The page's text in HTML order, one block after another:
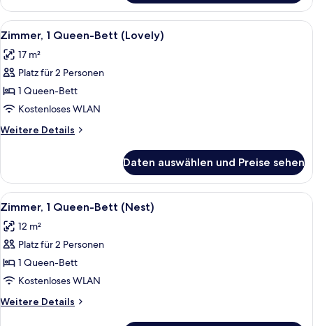
1
Queen-
Bett
Alle
Fotos
für
Zimmer,
1
Queen-
Bett
(Lovely)
Ein modernes Hotelzimmer mit
4
Zimmer, 1 Queen-Bett (Lovely)
17 m²
Platz für 2 Personen
1 Queen-Bett
Kostenloses WLAN
Weitere Details
Weitere
1
Queen-
Bett
Daten auswählen und Preise sehen
Alle
Fotos
für
Zimmer,
1
Queen-
Bett
(Nest)
Hochwertige Bettwaren, Zimmersafe,
4
Zimmer, 1 Queen-Bett (Nest)
12 m²
Platz für 2 Personen
1 Queen-Bett
Kostenloses WLAN
Weitere Details
Weitere